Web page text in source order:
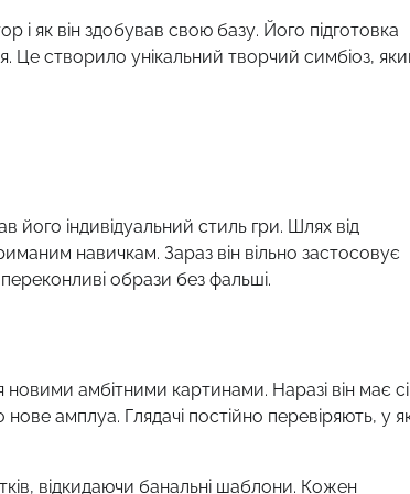
і як він здобував свою базу. Його підготовка
Це створило унікальний творчий симбіоз,
індивідуальний стиль гри. Шлях від
навичкам. Зараз він вільно застосовує
образи без фальші.
амбітними картинами. Наразі він має
амплуа. Глядачі постійно перевіряють, у
відкидаючи банальні шаблони. Кожен